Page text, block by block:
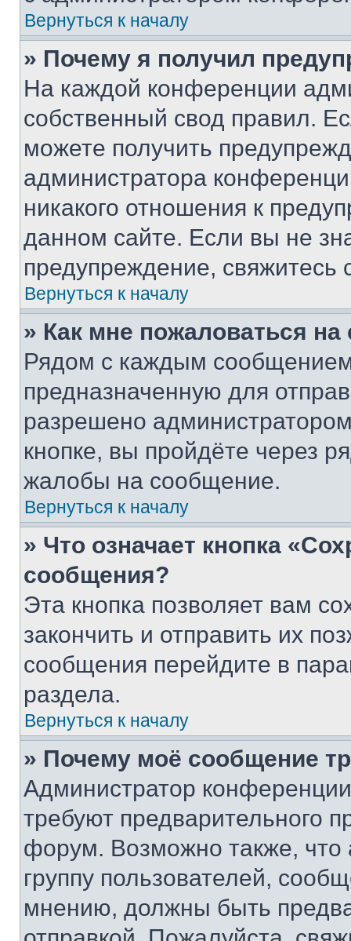
Вернуться к началу
» Почему я получил
На каждой конференции
собственный свод правил.
можете получить
администратора
никакого отношения к
данном сайте. Если вы не
предупреждение,
Вернуться к началу
» Как мне пожаловаться
Рядом с каждым сообщением
предназначенную для
разрешено
кнопке, вы пройдёте через
жалобы на сообщение.
Вернуться к началу
» Что означает кнопка
сообщения?
Эта кнопка позволяет вам
закончить и отправить их
сообщения перейдите в
раздела.
Вернуться к началу
» Почему моё сообщение
Администратор
требуют предварительного
форум. Возможно также, что
группу пользователей,
мнению, должны быть